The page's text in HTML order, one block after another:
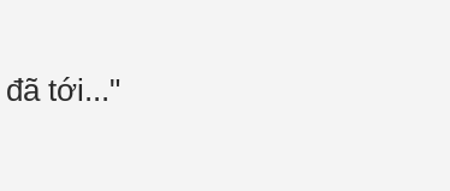
tới..."